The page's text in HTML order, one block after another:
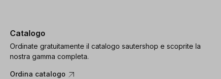
Catalogo
Ordinate gratuitamente il catalogo sautershop e scoprite la
nostra gamma completa.
Ordina catalogo